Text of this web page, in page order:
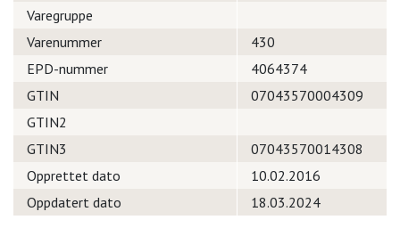
Varegruppe
Varenummer
430
EPD-nummer
4064374
GTIN
07043570004309
GTIN2
GTIN3
07043570014308
Opprettet dato
10.02.2016
Oppdatert dato
18.03.2024